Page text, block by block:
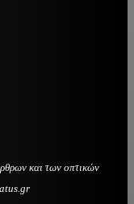
και των οπτικών